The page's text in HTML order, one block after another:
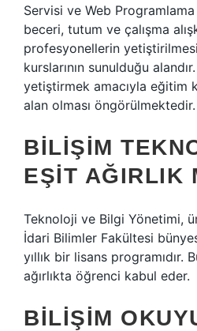
Servisi ve Web
beceri, tutum ve çalışma
profesyonellerin
kurslarının sunulduğu
yetiştirmek amacıyla eğitim
alan olması öngörülmektedir.
BILIŞIM
EŞIT AĞIRLIK
Teknoloji ve Bilgi Yönetimi,
İdari Bilimler Fakültesi
yıllık bir lisans programıdır.
ağırlıkta öğrenci kabul eder.
BILIŞIM